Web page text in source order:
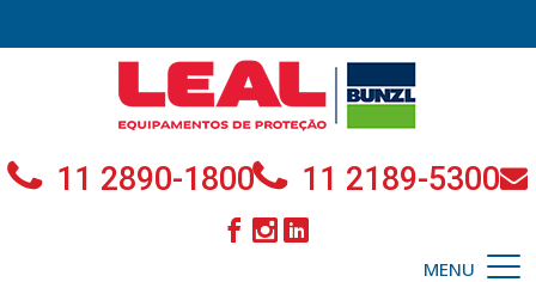
11 2890-1800 11 2189-5300
MENU